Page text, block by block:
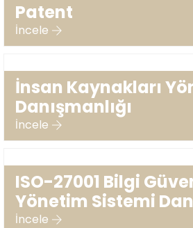
Patent
İncele
İnsan Kaynakları
Danışmanlığı
İncele
ISO-27001 Bilgi
Yönetim Sistemi
İncele